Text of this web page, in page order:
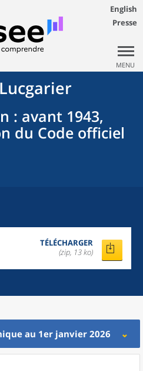
English
Presse
MENU
Lucgarier
: avant 1943,
du Code officiel
TÉLÉCHARGER
(zip, 13 ko)
au 1er janvier 2026